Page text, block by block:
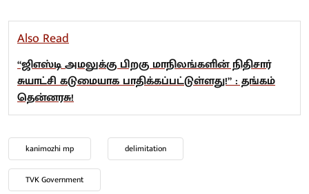
Also Read
“ஜிஎஸ்டி அமலுக்கு பிறகு மாநிலங்களின் நிதிசார்
சுயாட்சி கடுமையாக பாதிக்கப்பட்டுள்ளது!” : தங்கம்
தென்னரசு!
kanimozhi mp delimitation
TVK Government